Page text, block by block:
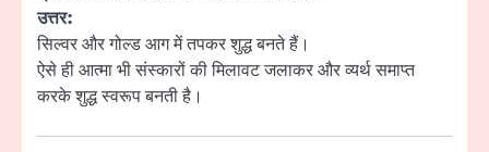
उत्तर:
सिल्वर और गोल्ड आग में तपकर शुद्ध बनते हैं।
ऐसे ही आत्मा भी संस्कारों की मिलावट जलाकर और व्यर्थ समाप्त
करके शुद्ध स्वरूप बनती है।